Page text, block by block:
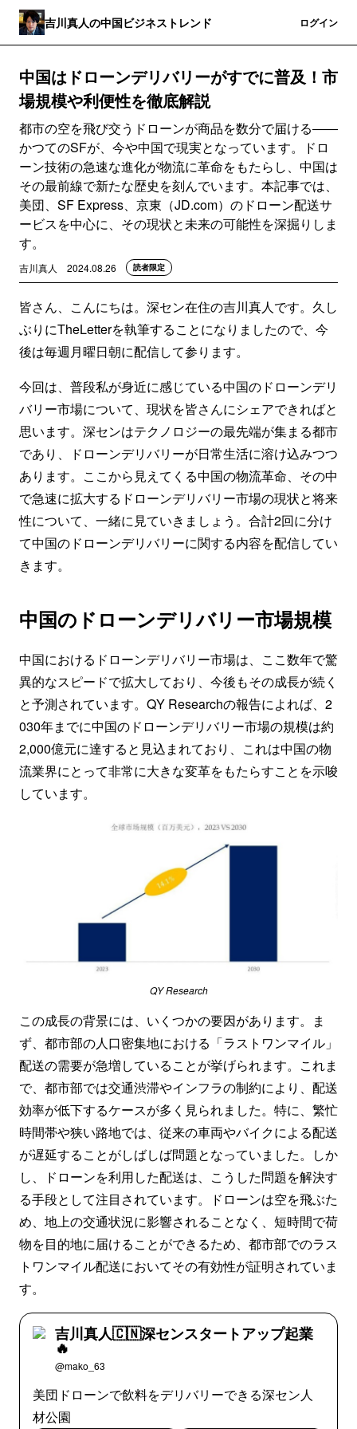
吉川真人の中国ビジネストレンド ログイン
中国はドローンデリバリーがすでに普及！市
場規模や利便性を徹底解説
都市の空を飛び交うドローンが商品を数分で届ける――
かつてのSFが、今や中国で現実となっています。ドロ
ーン技術の急速な進化が物流に革命をもたらし、中国は
その最前線で新たな歴史を刻んでいます。本記事では、
美団、SF Express、京東（JD.com）のドローン配送サ
ービスを中心に、その現状と未来の可能性を深掘りしま
す。
吉川真人 2024.08.26 読者限定
皆さん、こんにちは。深セン在住の吉川真人です。久し
ぶりにTheLetterを執筆することになりましたので、今
後は毎週月曜日朝に配信して参ります。
今回は、普段私が身近に感じている中国のドローンデリ
バリー市場について、現状を皆さんにシェアできればと
思います。深センはテクノロジーの最先端が集まる都市
であり、ドローンデリバリーが日常生活に溶け込みつつ
あります。ここから見えてくる中国の物流革命、その中
で急速に拡大するドローンデリバリー市場の現状と将来
性について、一緒に見ていきましょう。合計2回に分け
て中国のドローンデリバリーに関する内容を配信してい
きます。
中国のドローンデリバリー市場規模
中国におけるドローンデリバリー市場は、ここ数年で驚
異的なスピードで拡大しており、今後もその成長が続く
と予測されています。QY Researchの報告によれば、2
030年までに中国のドローンデリバリー市場の規模は約
2,000億元に達すると見込まれており、これは中国の物
流業界にとって非常に大きな変革をもたらすことを示唆
しています。
QY Research
この成長の背景には、いくつかの要因があります。ま
ず、都市部の人口密集地における「ラストワンマイル」
配送の需要が急増していることが挙げられます。これま
で、都市部では交通渋滞やインフラの制約により、配送
効率が低下するケースが多く見られました。特に、繁忙
時間帯や狭い路地では、従来の車両やバイクによる配送
が遅延することがしばしば問題となっていました。しか
し、ドローンを利用した配送は、こうした問題を解決す
る手段として注目されています。ドローンは空を飛ぶた
め、地上の交通状況に影響されることなく、短時間で荷
物を目的地に届けることができるため、都市部でのラス
トワンマイル配送においてその有効性が証明されていま
す。
吉川真人🇨🇳深センスタートアップ起業
🔥
@mako_63
美団ドローンで飲料をデリバリーできる深セン人
材公園